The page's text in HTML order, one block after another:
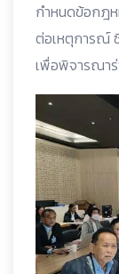
กำหนดข้อกฎ
ต่อเหตุการณ์
เพื่อพิจารณาร่